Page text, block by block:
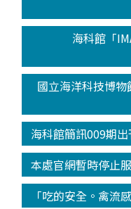
海科館「
國立海洋科技博
海科館簡訊009期出
本處官網暫時停止
「吃的安全。禽流